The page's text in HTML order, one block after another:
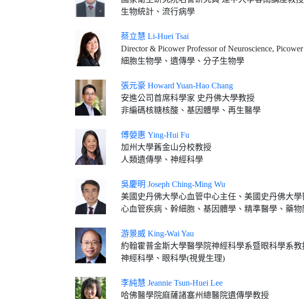
生物統計、流行病學
蔡立慧 Li-Huei Tsai
Director & Picower Professor of Neuroscience, Picower Institute for Learning & Memory,
細胞生物學、遺傳學、分子生物學
張元豪 Howard Yuan-Hao Chang
安進公司首席科學家 史丹佛大學教授
非編碼核糖核酸、基因體學、再生醫學
傅嫈惠 Ying-Hui Fu
加州大學舊金山分校教授
人類遺傳學、神經科學
吳慶明 Joseph Ching-Ming Wu
美國史丹佛大學心血管中心主任、美國史丹佛大學醫
心血管疾病、幹細胞、基因體學、精準醫學、藥物
游景威 King-Wai Yau
約翰霍普金斯大學醫學院神經科學系暨眼科學系教
神經科學、眼科學(視覺生理)
李純慧 Jeannie Tsun-Huei Lee
哈佛醫學院麻薩諸塞州總醫院遺傳學教授